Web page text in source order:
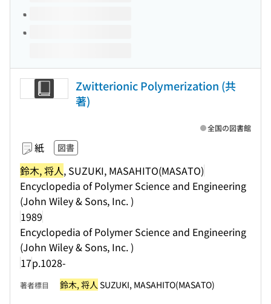
Zwitterionic Polymerization (共
著)
紙 図書
鈴木, 将人, SUZUKI, MASAHITO(MASATO)
Encyclopedia of Polymer Science and Engineering
(John Wiley & Sons, Inc. )
1989
Encyclopedia of Polymer Science and Engineering
(John Wiley & Sons, Inc. )
17p.1028-
全国の図書館
著者標目 鈴木, 将人 SUZUKI, MASAHITO(MASATO)